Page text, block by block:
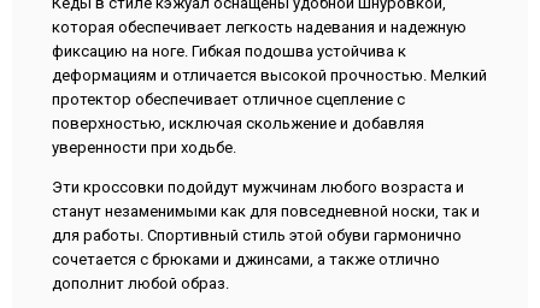
которая обеспечивает легкость надевания и надежную
фиксацию на ноге. Гибкая подошва устойчива к
деформациям и отличается высокой прочностью. Мелкий
протектор обеспечивает отличное сцепление с
поверхностью, исключая скольжение и добавляя
уверенности при ходьбе.
Эти кроссовки подойдут мужчинам любого возраста и
станут незаменимыми как для повседневной носки, так и
для работы. Спортивный стиль этой обуви гармонично
сочетается с брюками и джинсами, а также отлично
дополнит любой образ.